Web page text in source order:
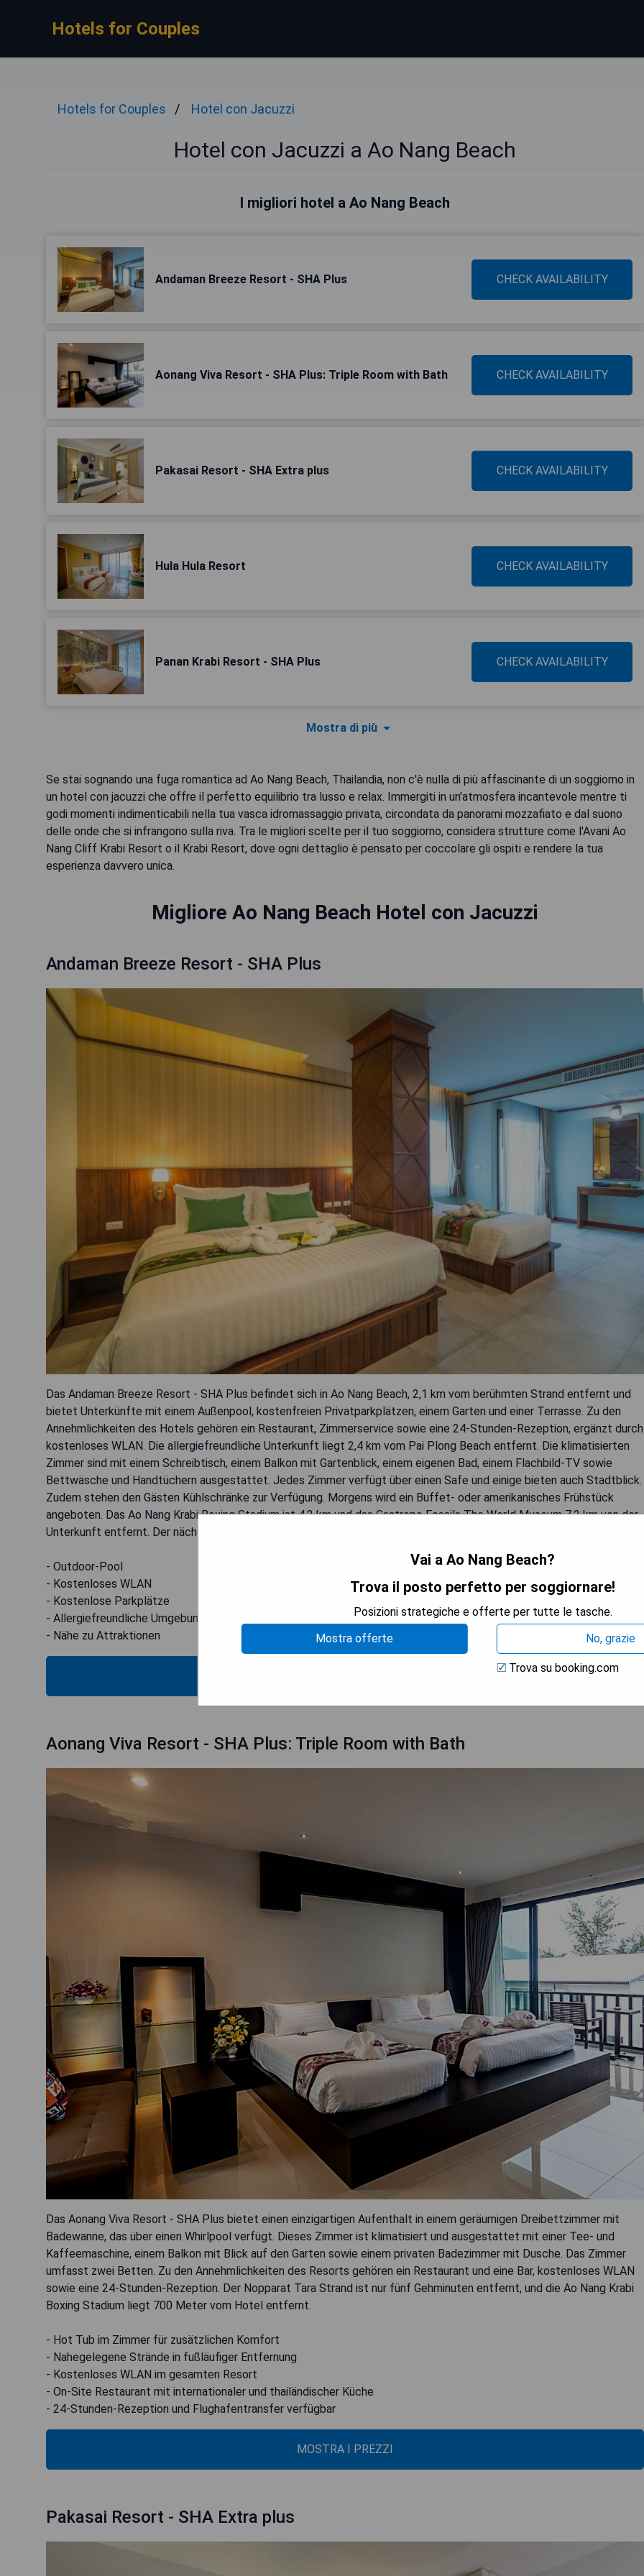
Hotels for Couples
Hotels for Couples Hotel con Jacuzzi
Hotel con Jacuzzi a Ao Nang Beach
I migliori hotel a Ao Nang Beach
Andaman Breeze Resort - SHA Plus CHECK AVAILABILITY
Aonang Viva Resort - SHA Plus: Triple Room with Bath CHECK AVAILABILITY
Pakasai Resort - SHA Extra plus CHECK AVAILABILITY
Hula Hula Resort CHECK AVAILABILITY
Panan Krabi Resort - SHA Plus CHECK AVAILABILITY
Mostra di più
Se stai sognando una fuga romantica ad Ao Nang Beach, Thailandia, non c'è nulla di più affascinante di un soggiorno in
un hotel con jacuzzi che offre il perfetto equilibrio tra lusso e relax. Immergiti in un'atmosfera incantevole mentre ti
godi momenti indimenticabili nella tua vasca idromassaggio privata, circondata da panorami mozzafiato e dal suono
delle onde che si infrangono sulla riva. Tra le migliori scelte per il tuo soggiorno, considera strutture come l'Avani Ao
Nang Cliff Krabi Resort o il Krabi Resort, dove ogni dettaglio è pensato per coccolare gli ospiti e rendere la tua
esperienza davvero unica.
Migliore Ao Nang Beach Hotel con Jacuzzi
Andaman Breeze Resort - SHA Plus
Das Andaman Breeze Resort - SHA Plus befindet sich in Ao Nang Beach, 2,1 km vom berühmten Strand entfernt und
bietet Unterkünfte mit einem Außenpool, kostenfreien Privatparkplätzen, einem Garten und einer Terrasse. Zu den
Annehmlichkeiten des Hotels gehören ein Restaurant, Zimmerservice sowie eine 24-Stunden-Rezeption, ergänzt durch
kostenloses WLAN. Die allergiefreundliche Unterkunft liegt 2,4 km vom Pai Plong Beach entfernt. Die klimatisierten
Zimmer sind mit einem Schreibtisch, einem Balkon mit Gartenblick, einem eigenen Bad, einem Flachbild-TV sowie
Bettwäsche und Handtüchern ausgestattet. Jedes Zimmer verfügt über einen Safe und einige bieten auch Stadtblick.
Zudem stehen den Gästen Kühlschränke zur Verfügung. Morgens wird ein Buffet- oder amerikanisches Frühstück
angeboten. Das Ao Nang Krabi Boxing Stadium ist 4,2 km und das Gastropo Fossils The World Museum 7,2 km von der
Unterkunft entfernt. Der nächstgelegene Flughafen ist der Krabi International Airport in einer Entfernung von 23 km.
- Outdoor-Pool
- Kostenloses WLAN
- Kostenlose Parkplätze
- Allergiefreundliche Umgebung
- Nähe zu Attraktionen
Aonang Viva Resort - SHA Plus: Triple Room with Bath
Das Aonang Viva Resort - SHA Plus bietet einen einzigartigen Aufenthalt in einem geräumigen Dreibettzimmer mit
Badewanne, das über einen Whirlpool verfügt. Dieses Zimmer ist klimatisiert und ausgestattet mit einer Tee- und
Kaffeemaschine, einem Balkon mit Blick auf den Garten sowie einem privaten Badezimmer mit Dusche. Das Zimmer
umfasst zwei Betten. Zu den Annehmlichkeiten des Resorts gehören ein Restaurant und eine Bar, kostenloses WLAN
sowie eine 24-Stunden-Rezeption. Der Nopparat Tara Strand ist nur fünf Gehminuten entfernt, und die Ao Nang Krabi
Boxing Stadium liegt 700 Meter vom Hotel entfernt.
- Hot Tub im Zimmer für zusätzlichen Komfort
- Nahegelegene Strände in fußläufiger Entfernung
- Kostenloses WLAN im gesamten Resort
- On-Site Restaurant mit internationaler und thailändischer Küche
- 24-Stunden-Rezeption und Flughafentransfer verfügbar
MOSTRA I PREZZI
Pakasai Resort - SHA Extra plus
Vai a Ao Nang Beach?
Trova il posto perfetto per soggiornare!
Posizioni strategiche e offerte per tutte le tasche.
Mostra offerte
No, grazie
Trova su booking.com